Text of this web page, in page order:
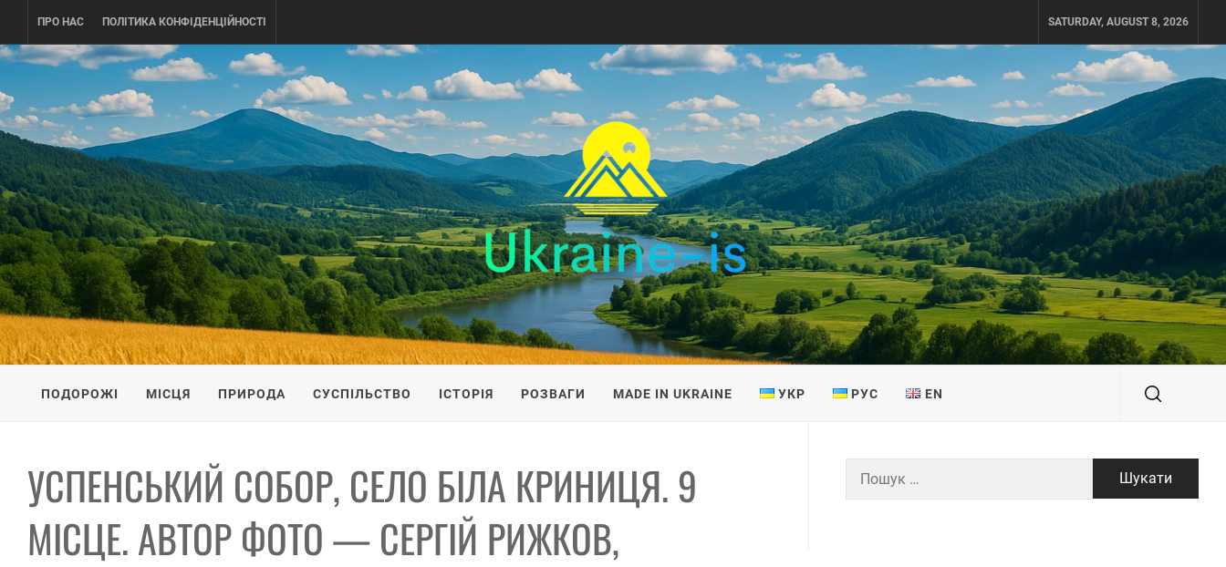
content
ПРО НАС ПОЛІТИКА КОНФІДЕНЦІЙНОСТІ SATURDAY, AUGUST 8, 2026
UKRAINE-IS
ПОДОРОЖI ПО УКРАЇНІ
ПОДОРОЖІ МІСЦЯ ПРИРОДА СУСПІЛЬСТВО ІСТОРІЯ РОЗВАГИ MADE IN UKRAINE УКР РУС EN
УСПЕНСЬКИЙ СОБОР, СЕЛО БІЛА КРИНИЦЯ. 9
МІСЦЕ. АВТОР ФОТО — СЕРГІЙ РИЖКОВ,